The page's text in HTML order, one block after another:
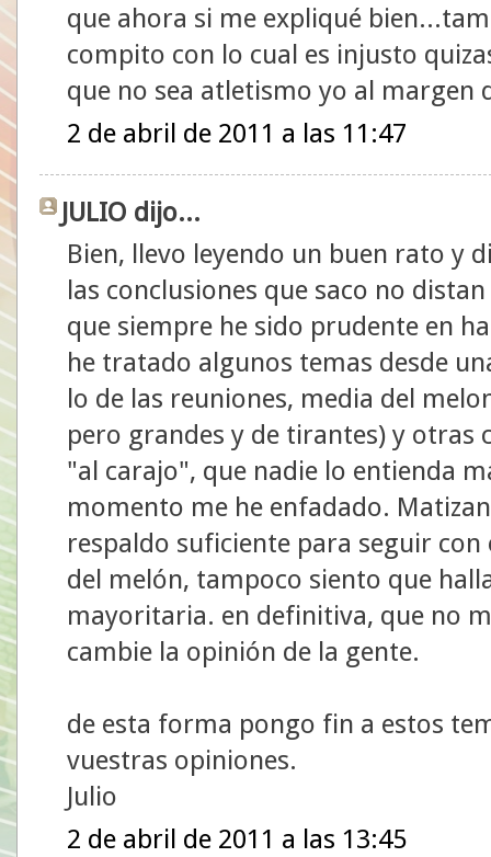
que ahora si me expliqué
compito con lo cual es injusto
que no sea atletismo yo al margen
2 de abril de 2011 a las 11:47
JULIO dijo...
Bien, llevo leyendo un buen rato y
las conclusiones que saco no
que siempre he sido prudente en
he tratado algunos temas desde
lo de las reuniones, media del
pero grandes y de tirantes) y otras
"al carajo", que nadie lo entienda
momento me he enfadado.
respaldo suficiente para seguir
del melón, tampoco siento que
mayoritaria. en definitiva, que no
cambie la opinión de la gente.
de esta forma pongo fin a estos
vuestras opiniones.
Julio
2 de abril de 2011 a las 13:45